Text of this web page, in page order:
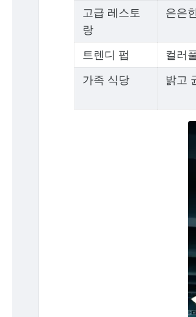
고급 레스토
랑
은은
트렌디 펍 컬러
가족 식당
밝고